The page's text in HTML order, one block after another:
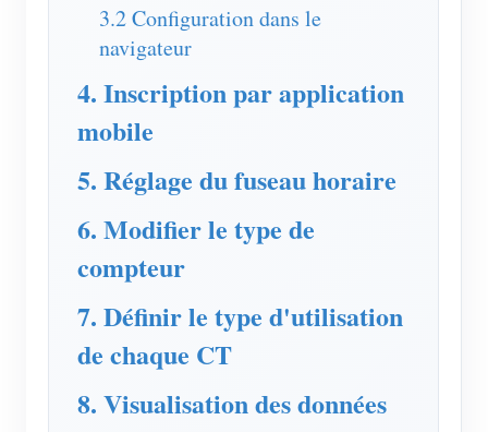
Blogs
Forum
App Store
Explorer le site
Classement PV
3.2 Configuration dans le
navigateur
4. Inscription par application
mobile
5. Réglage du fuseau horaire
6. Modifier le type de
compteur
7. Définir le type d'utilisation
de chaque CT
8. Visualisation des données